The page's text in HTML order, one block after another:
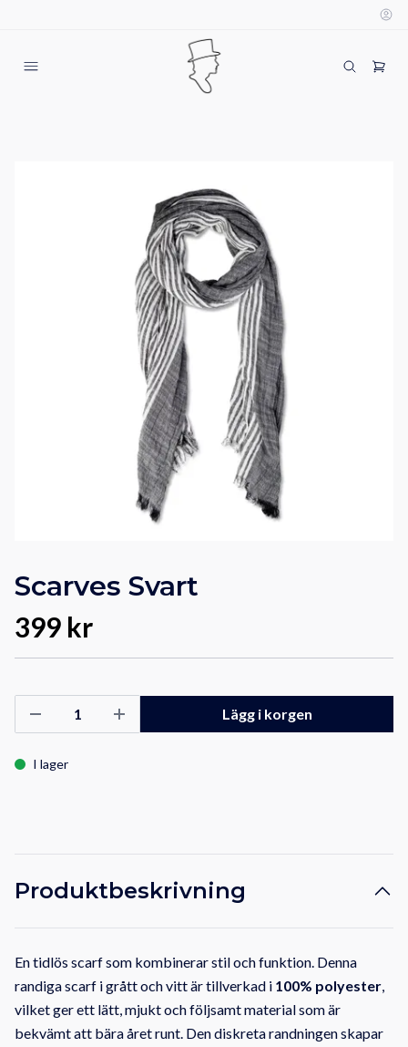
Scarves Svart
399 kr
Lägg i korgen
I lager
Produktbeskrivning
En tidlös scarf som kombinerar stil och funktion. Denna
randiga scarf i grått och vitt är tillverkad i 100% polyester,
vilket ger ett lätt, mjukt och följsamt material som är
bekvämt att bära året runt. Den diskreta randningen skapar